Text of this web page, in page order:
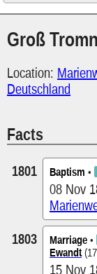
Groß
Location:
Deutschland
Facts
1801 Baptism •
08 Nov
1803 Marriage •
Ewandt
15 Nov